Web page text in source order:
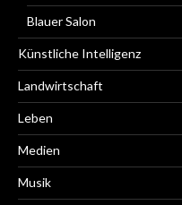
Blauer Salon
Künstliche Intelligenz
Landwirtschaft
Leben
Medien
Musik